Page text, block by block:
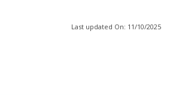
Last updated On: 11/10/2025